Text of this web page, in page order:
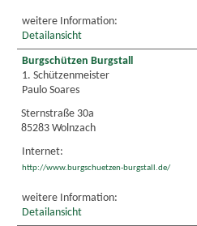
weitere Information:
Detailansicht
Burgschützen Burgstall
1. Schützenmeister
Paulo Soares
Sternstraße 30a
85283 Wolnzach
Internet:
http://www.burgschuetzen-burgstall.de/
weitere Information:
Detailansicht